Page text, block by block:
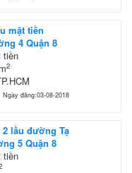
mặt tiền
4 Quận 8
tiền
2
Ngày đăng:03-08-2018
2 lầu đường Tạ
5 Quận 8
tiền